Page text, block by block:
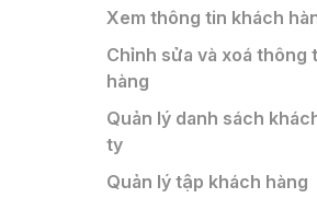
Xem thông tin khách
Chỉnh sửa và xoá thông
hàng
Quản lý danh sách
ty
Quản lý tập khách hàng